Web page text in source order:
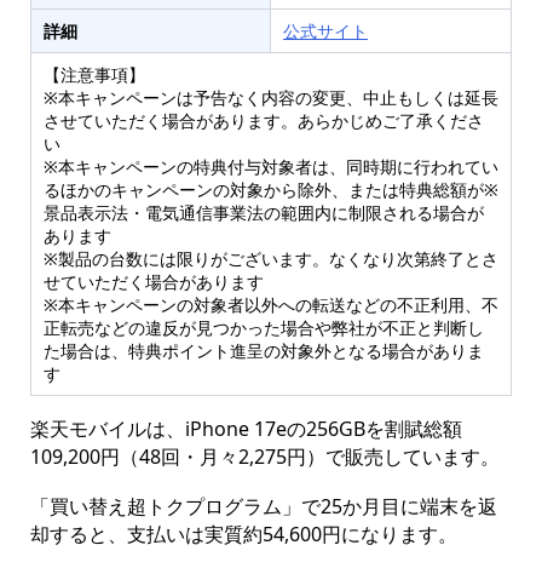
詳細
公式サイト
【注意事項】
※本キャンペーンは予告なく内容の変更、中止もしくは延長
させていただく場合があります。あらかじめご了承くださ
い
※本キャンペーンの特典付与対象者は、同時期に行われてい
るほかのキャンペーンの対象から除外、または特典総額が※
景品表示法・電気通信事業法の範囲内に制限される場合が
あります
※製品の台数には限りがございます。なくなり次第終了とさ
せていただく場合があります
※本キャンペーンの対象者以外への転送などの不正利用、不
正転売などの違反が見つかった場合や弊社が不正と判断し
た場合は、特典ポイント進呈の対象外となる場合がありま
す
楽天モバイルは、iPhone 17eの256GBを割賦総額
109,200円（48回・月々2,275円）で販売しています。
「買い替え超トクプログラム」で25か月目に端末を返
却すると、支払いは実質約54,600円になります。